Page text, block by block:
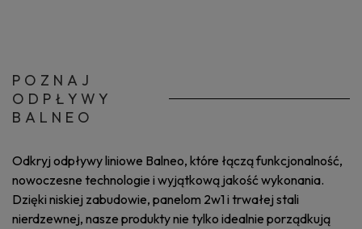
POZNAJ
ODPŁYWY
BALNEO
Odkryj odpływy liniowe Balneo, które łączą funkcjonalność,
nowoczesne technologie i wyjątkową jakość wykonania.
Dzięki niskiej zabudowie, panelom 2w1 i trwałej stali
nierdzewnej, nasze produkty nie tylko idealnie porządkują